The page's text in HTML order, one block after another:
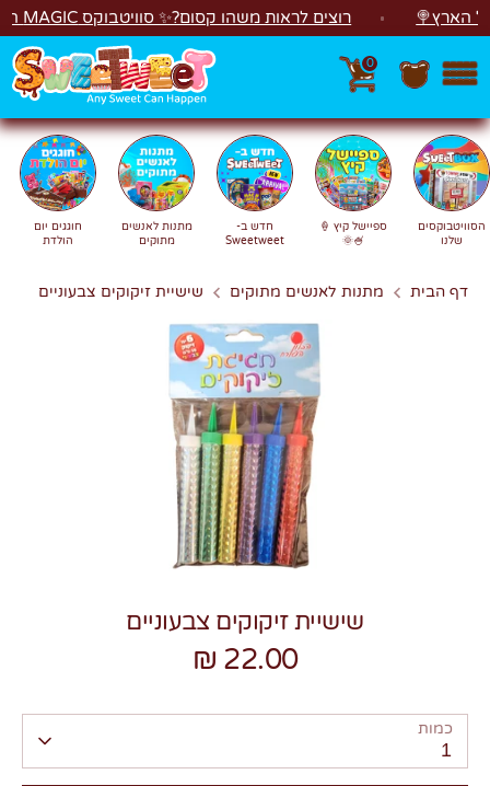
דלג רוצים לראות משהו קסום?✨ סוויטבוקס MAGIC הפך ל"מכונת משחקים"! 🎁🕹️
0
חפשחיפוש
הסוויטבוקסים
שלנו
ספיישל קיץ 🍦
🍧🌞
חדש ב-
Sweetweet
מתנות לאנשים
מתוקים
חוגגים יום
הולדת
דף הבית מתנות לאנשים מתוקים שישיית זיקוקים צבעוניים
שישיית זיקוקים צבעוניים
22.00 ₪
כמות
1